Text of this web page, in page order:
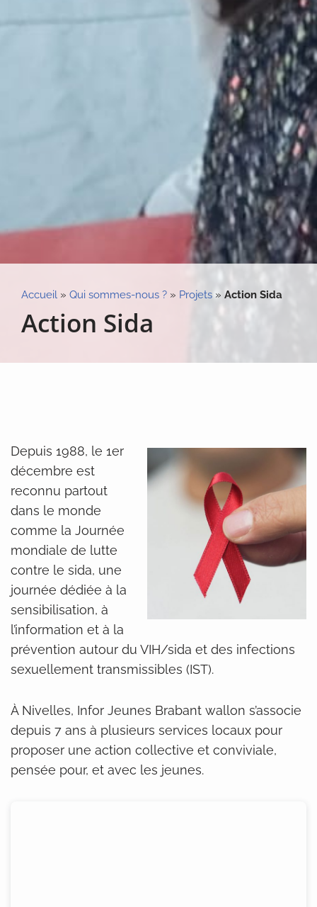
Accueil » Qui sommes-nous ? » Projets » Action Sida
Action Sida
Depuis 1988, le 1er
décembre est
reconnu partout
dans le monde
comme la Journée
mondiale de lutte
contre le sida, une
journée dédiée à la
sensibilisation, à
l’information et à la
prévention autour du VIH/sida et des infections
sexuellement transmissibles (IST).
À Nivelles, Infor Jeunes Brabant wallon s’associe
depuis 7 ans à plusieurs services locaux pour
proposer une action collective et conviviale,
pensée pour, et avec les jeunes.